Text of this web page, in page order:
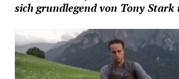
sich grundlegend von Tony Stark